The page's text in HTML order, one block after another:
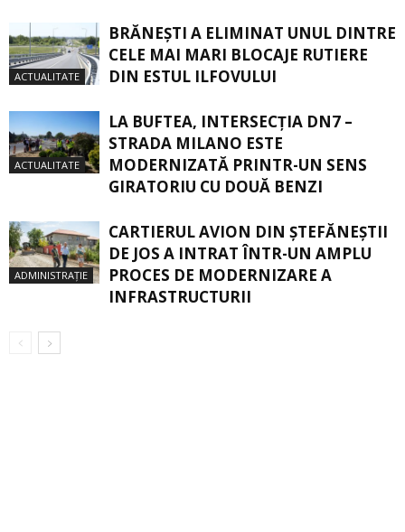
ACTUALITATE
BRĂNEȘTI A ELIMINAT UNUL DINTRE
CELE MAI MARI BLOCAJE RUTIERE
DIN ESTUL ILFOVULUI
ACTUALITATE
LA BUFTEA, INTERSECŢIA DN7 –
STRADA MILANO ESTE
MODERNIZATĂ PRINTR-UN SENS
GIRATORIU CU DOUĂ BENZI
ADMINISTRAȚIE
CARTIERUL AVION DIN ŞTEFĂNEŞTII
DE JOS A INTRAT ÎNTR-UN AMPLU
PROCES DE MODERNIZARE A
INFRASTRUCTURII